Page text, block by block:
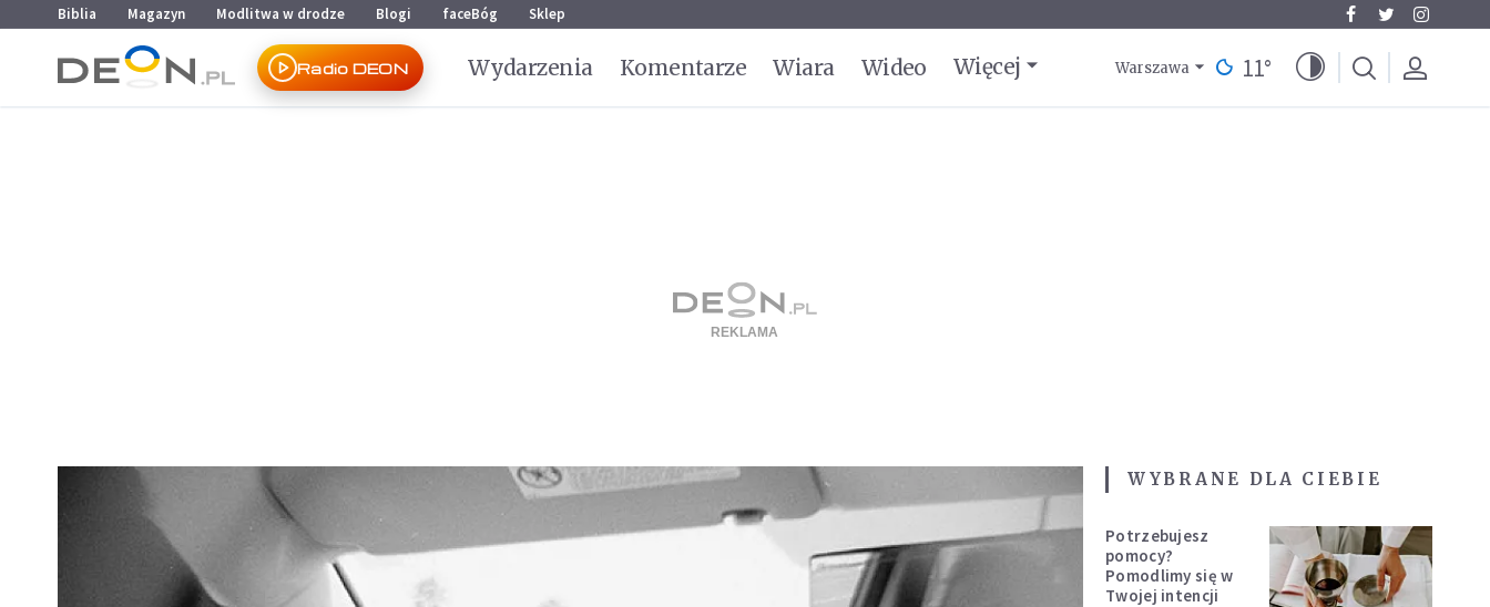
Przejdź do menu głównego
Przejdź do treści
Biblia Magazyn Modlitwa w drodze Blogi faceBóg Sklep
Radio DEON Wydarzenia Komentarze Wiara Wideo Więcej Warszawa 11°
WYBRANE DLA CIEBIE
Potrzebujesz
pomocy?
Pomodlimy się w
Twojej intencji